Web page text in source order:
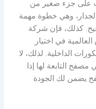
على جزء صغير من
وهي خطوة مهمة
كذلك، فإن شركة
في اختيار
الداخلية. لذلك، لا
التابعة لها إذا
يضمن لك الجودة